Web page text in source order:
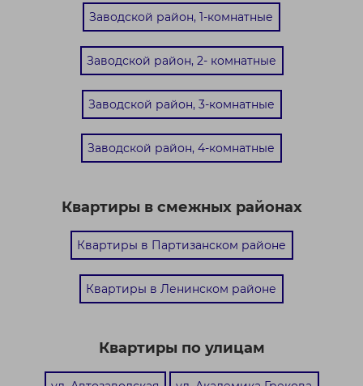
Заводской район, 1-комнатные
Заводской район, 2- комнатные
Заводской район, 3-комнатные
Заводской район, 4-комнатные
Квартиры в смежных районах
Квартиры в Партизанском районе
Квартиры в Ленинском районе
Квартиры по улицам